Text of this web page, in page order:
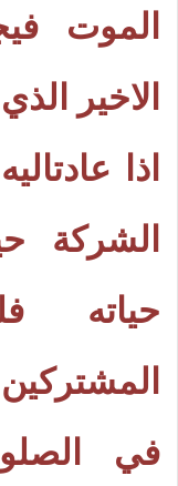
الموت
الاخير
اذا
الشركة
حياته
المشتركين
في